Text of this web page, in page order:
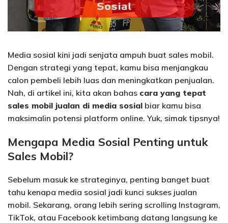
Media sosial kini jadi senjata ampuh buat sales mobil.
Dengan strategi yang tepat, kamu bisa menjangkau
calon pembeli lebih luas dan meningkatkan penjualan.
Nah, di artikel ini, kita akan bahas cara yang tepat
sales mobil jualan di media sosial biar kamu bisa
maksimalin potensi platform online. Yuk, simak tipsnya!
Mengapa Media Sosial Penting untuk
Sales Mobil?
Sebelum masuk ke strateginya, penting banget buat
tahu kenapa media sosial jadi kunci sukses jualan
mobil. Sekarang, orang lebih sering scrolling Instagram,
TikTok, atau Facebook ketimbang datang langsung ke